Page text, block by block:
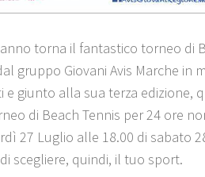
torna il fantastico torneo di
gruppo Giovani Avis Marche in
e giunto alla sua terza edizione,
di Beach Tennis per 24 ore
27 Luglio alle 18.00 di sabato
scegliere, quindi, il tuo sport.